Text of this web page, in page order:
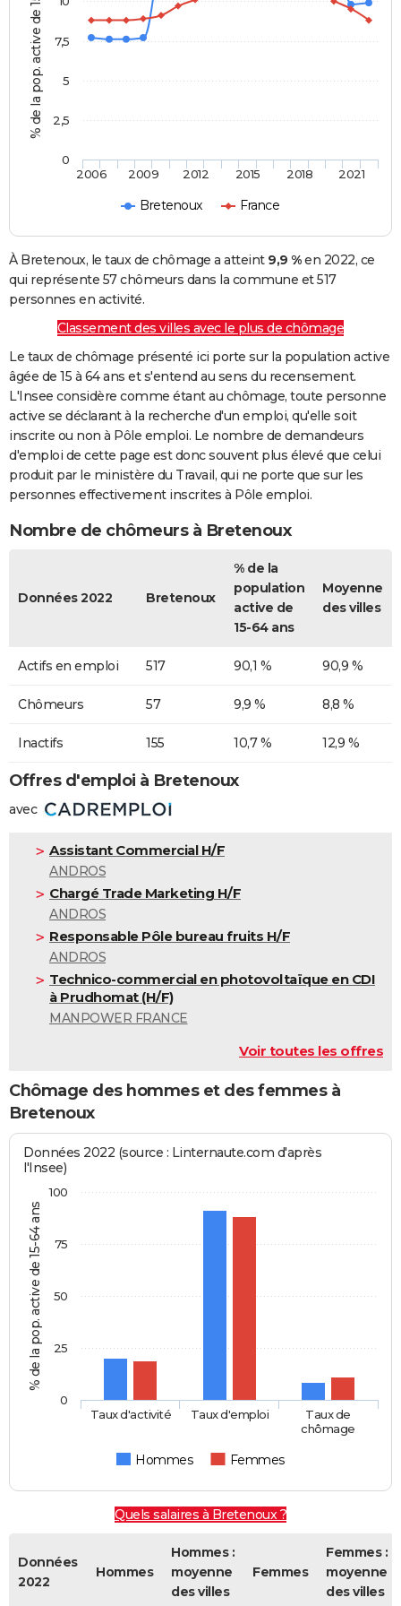
% de la pop. active de 15 - 64 ans
Bretenoux France
2006 2009 2012 2015 2018 2021
0
2,5
5
7,5
À Bretenoux, le taux de chômage a atteint 9,9 %en 2022, ce
qui représente 57 chômeurs dans la commune et 517
personnes en activité.
Classement des villes avec le plus de chômage
Le taux de chômage présenté ici porte sur la population active
âgée de 15 à 64 ans et s'entend au sens du recensement.
L'Insee considère comme étant au chômage, toute personne
active se déclarant à la recherche d'un emploi, qu'elle soit
inscrite ou non à Pôle emploi. Le nombre de demandeurs
d'emploi de cette page est donc souvent plus élevé que celui
produit par le ministère du Travail, qui ne porte que sur les
personnes effectivement inscrites à Pôle emploi.
Nombre de chômeurs à Bretenoux
Données 2022 Bretenoux
% de la
population
active de
15-64 ans
Moyenne
des villes
Actifs en emploi 517 90,1 % 90,9 %
Chômeurs 57 9,9 % 8,8 %
Inactifs 155 10,7 % 12,9 %
Offres d'emploi à Bretenoux
avec
Assistant Commercial H/F
ANDROS
Chargé Trade Marketing H/F
ANDROS
Responsable Pôle bureau fruits H/F
ANDROS
Technico-commercial en photovoltaïque en CDI
à Prudhomat (H/F)
MANPOWER FRANCE
Voir toutes les offres
Chômage des hommes et des femmes à
Bretenoux
% de la pop. active de 15-64 ans
Données 2022 (source : Linternaute.com d'après
l'Insee)
Hommes Femmes
Taux d'activité Taux d'emploi
Taux de
chômage
0
25
50
75
100
Quels salaires à Bretenoux ?
Données
2022
Hommes
Hommes :
moyenne
des villes
Femmes
Femmes :
moyenne
des villes